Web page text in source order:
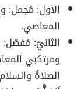
الأول: مُجمل:
المعاصي.
الثانيّ:
ومرتكبي
الصلاةُ